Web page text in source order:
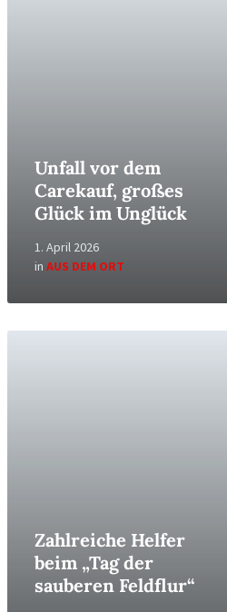
Unfall vor dem
Carekauf, großes
Glück im Unglück
1. April 2026
in AUS DEM ORT
Zahlreiche Helfer
beim „Tag der
sauberen Feldflur“